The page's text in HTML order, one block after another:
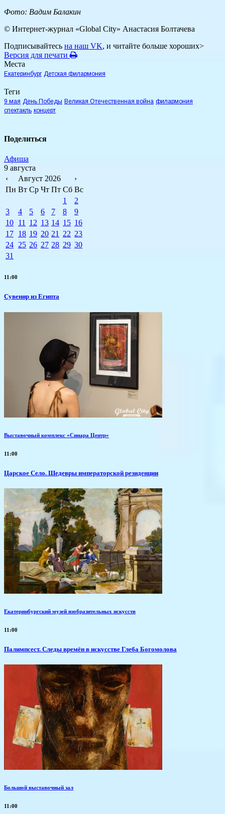
Фото: Вадим Балакин
© Интернет-журнал «Global City» Анастасия Болтачева
Подписывайтесь на наш VK, и читайте больше хороших>
Версия для печати
Места
Екатеринбург Детская филармония
Теги
9 мая День Победы Великая Отечественная война филармония
спектакль концерт
Поделиться
Афиша
9 августа
‹
Август 2026
›
Пн Вт Ср Чт Пт Сб Вс
1
2
3
4 5 6 7 8
9
10 11 12 13 14 15 16
17 18 19 20 21 22 23
24 25 26 27 28 29 30
31
11:00
Сувенир из Египта
Выставочный комплекс «Синара Центр»
11:00
Царское Село. Шедевры императорской резиденции
Екатеринбургский музей изобразительных искусств
11:00
Палимпсест. Следы времён в искусстве Глеба Богомолова
Большой выставочный зал
11:00